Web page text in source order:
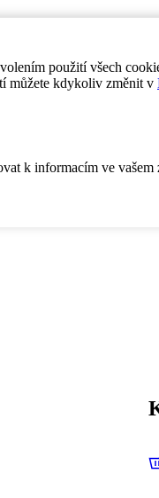
použití všech
můžete kdykoliv změnit v
k informacím ve vašem